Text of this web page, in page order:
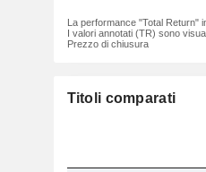
La performance "Total Return"
I valori annotati (TR) sono
Prezzo di chiusura
Titoli comparati